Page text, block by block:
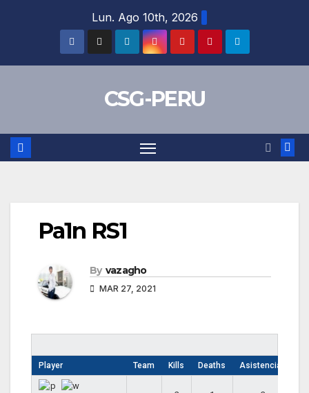
Lun. Ago 10th, 2026
CSG-PERU
Pa1n RS1
By vazagho
MAR 27, 2021
Player Team Kills Deaths Asistencias